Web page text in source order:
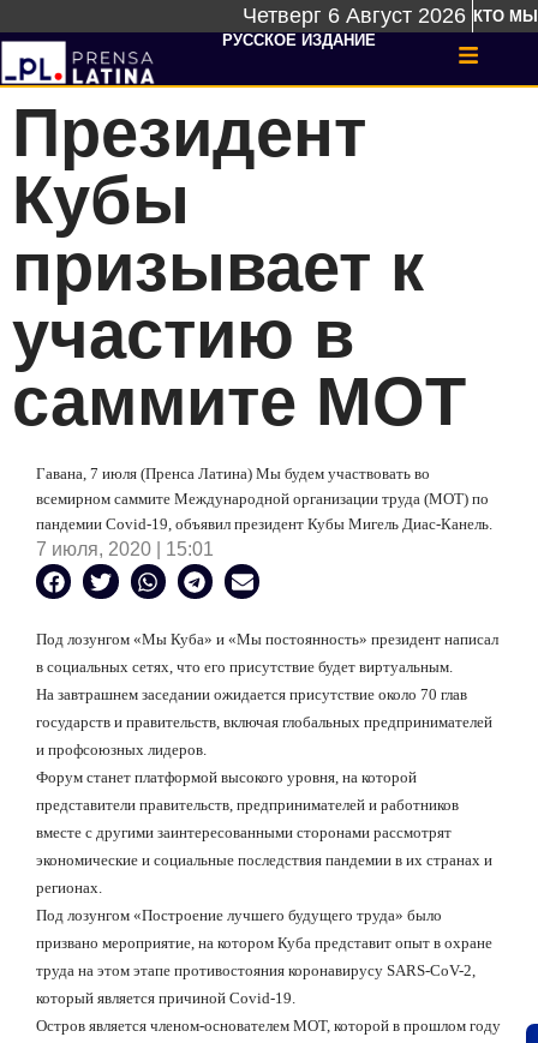
Четверг 6 Август 2026 КТО МЫ
РУССКОЕ ИЗДАНИЕ
Президент
Кубы
призывает к
участию в
саммите МОТ
Гавана, 7 июля (Пренса Латина) Мы будем участвовать во
всемирном саммите Международной организации труда (МОТ) по
пандемии Covid-19, объявил президент Кубы Мигель Диас-Канель.
7 июля, 2020 | 15:01
Под лозунгом «Мы Куба» и «Мы постоянность» президент написал
в социальных сетях, что его присутствие будет виртуальным.
На завтрашнем заседании ожидается присутствие около 70 глав
государств и правительств, включая глобальных предпринимателей
и профсоюзных лидеров.
Форум станет платформой высокого уровня, на которой
представители правительств, предпринимателей и работников
вместе с другими заинтересованными сторонами рассмотрят
экономические и социальные последствия пандемии в их странах и
регионах.
Под лозунгом «Построение лучшего будущего труда» было
призвано мероприятие, на котором Куба представит опыт в охране
труда на этом этапе противостояния коронавирусу SARS-CoV-2,
который является причиной Covid-19.
Остров является членом-основателем МОТ, которой в прошлом году